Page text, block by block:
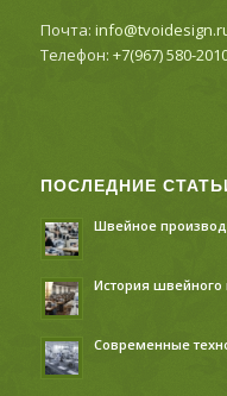
Почта:
Телефон: +7(967) 580-
ПОСЛЕДНИЕ
Швейное
История швейного
Современные